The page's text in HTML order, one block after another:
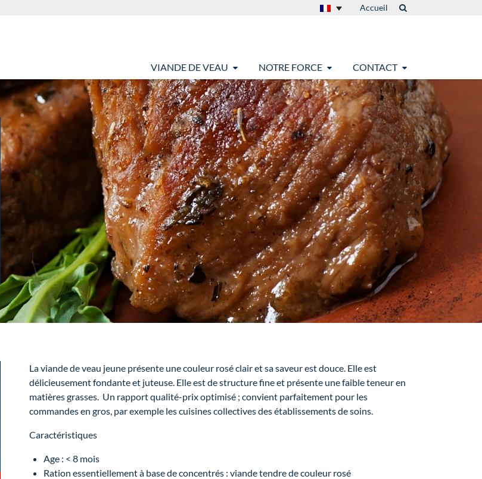
Accueil
VIANDE DE VEAU NOTRE FORCE CONTACT
La viande de veau jeune présente une couleur rosé clair et sa saveur est douce. Elle est
délicieusement fondante et juteuse. Elle est de structure fine et présente une faible teneur en
matières grasses. Un rapport qualité-prix optimisé ; convient parfaitement pour les
commandes en gros, par exemple les cuisines collectives des établissements de soins.
Caractéristiques
Age : < 8 mois
Ration essentiellement à base de concentrés : viande tendre de couleur rosé